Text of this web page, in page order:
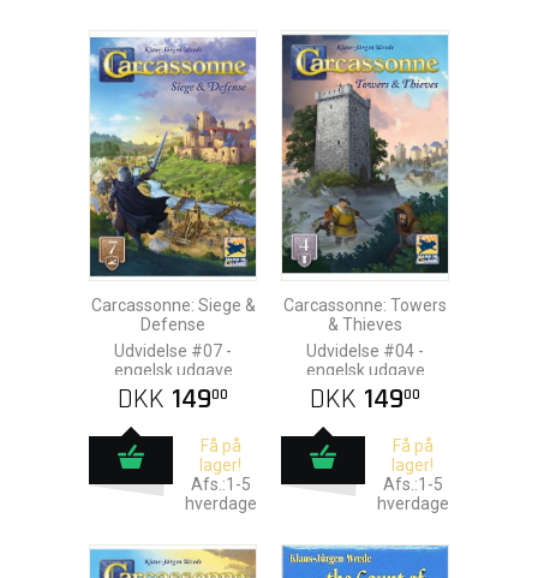
Carcassonne: Siege &
Defense
Udvidelse #07 -
engelsk udgave
DKK 14900
Få på
lager!
Afs.:1-5
hverdage
Carcassonne: Towers
& Thieves
Udvidelse #04 -
engelsk udgave
DKK 14900
Få på
lager!
Afs.:1-5
hverdage